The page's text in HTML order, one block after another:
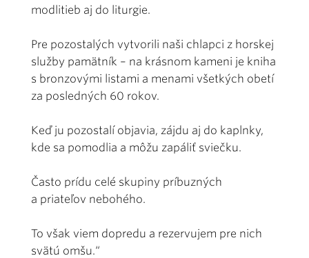
modlitieb aj do liturgie.
Pre pozostalých vytvorili naši chlapci z horskej
služby pamätník – na krásnom kameni je kniha
s bronzovými listami a menami všetkých obetí
za posledných 60 rokov.
Keď ju pozostalí objavia, zájdu aj do kaplnky,
kde sa pomodlia a môžu zapáliť sviečku.
Často prídu celé skupiny príbuzných
a priateľov nebohého.
To však viem dopredu a rezervujem pre nich
svätú omšu.“